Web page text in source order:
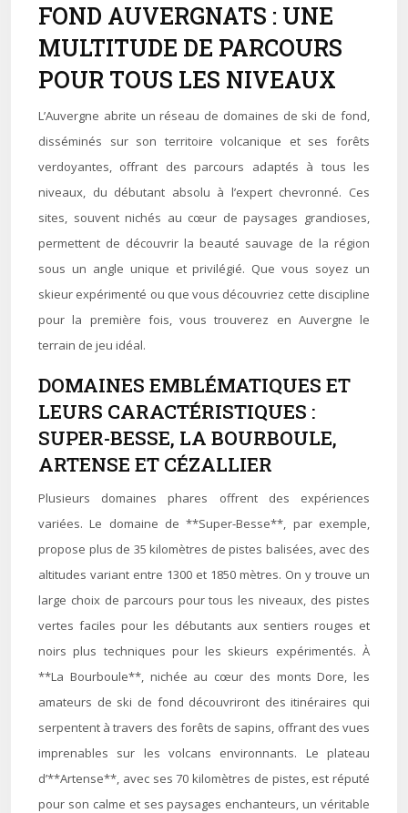
FOND AUVERGNATS : UNE
MULTITUDE DE PARCOURS
POUR TOUS LES NIVEAUX
L’Auvergne abrite un réseau de domaines de ski de fond,
disséminés sur son territoire volcanique et ses forêts
verdoyantes, offrant des parcours adaptés à tous les
niveaux, du débutant absolu à l’expert chevronné. Ces
sites, souvent nichés au cœur de paysages grandioses,
permettent de découvrir la beauté sauvage de la région
sous un angle unique et privilégié. Que vous soyez un
skieur expérimenté ou que vous découvriez cette discipline
pour la première fois, vous trouverez en Auvergne le
terrain de jeu idéal.
DOMAINES EMBLÉMATIQUES ET
LEURS CARACTÉRISTIQUES :
SUPER-BESSE, LA BOURBOULE,
ARTENSE ET CÉZALLIER
Plusieurs domaines phares offrent des expériences
variées. Le domaine de **Super-Besse**, par exemple,
propose plus de 35 kilomètres de pistes balisées, avec des
altitudes variant entre 1300 et 1850 mètres. On y trouve un
large choix de parcours pour tous les niveaux, des pistes
vertes faciles pour les débutants aux sentiers rouges et
noirs plus techniques pour les skieurs expérimentés. À
**La Bourboule**, nichée au cœur des monts Dore, les
amateurs de ski de fond découvriront des itinéraires qui
serpentent à travers des forêts de sapins, offrant des vues
imprenables sur les volcans environnants. Le plateau
d’**Artense**, avec ses 70 kilomètres de pistes, est réputé
pour son calme et ses paysages enchanteurs, un véritable